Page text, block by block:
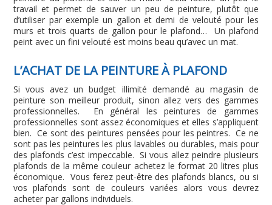
travail et permet de sauver un peu de peinture, plutôt que
d’utiliser par exemple un gallon et demi de velouté pour les
murs et trois quarts de gallon pour le plafond… Un plafond
peint avec un fini velouté est moins beau qu’avec un mat.
L’ACHAT DE LA PEINTURE À PLAFOND
Si vous avez un budget illimité demandé au magasin de
peinture son meilleur produit, sinon allez vers des gammes
professionnelles. En général les peintures de gammes
professionnelles sont assez économiques et elles s’appliquent
bien. Ce sont des peintures pensées pour les peintres. Ce ne
sont pas les peintures les plus lavables ou durables, mais pour
des plafonds c’est impeccable. Si vous allez peindre plusieurs
plafonds de la même couleur achetez le format 20 litres plus
économique. Vous ferez peut-être des plafonds blancs, ou si
vos plafonds sont de couleurs variées alors vous devrez
acheter par gallons individuels.